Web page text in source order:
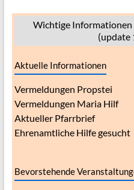
Wichtige
(update
Aktuelle Informationen
Vermeldungen Propstei
Vermeldungen Maria Hilf
Aktueller Pfarrbrief
Ehrenamtliche Hilfe gesucht
Bevorstehende